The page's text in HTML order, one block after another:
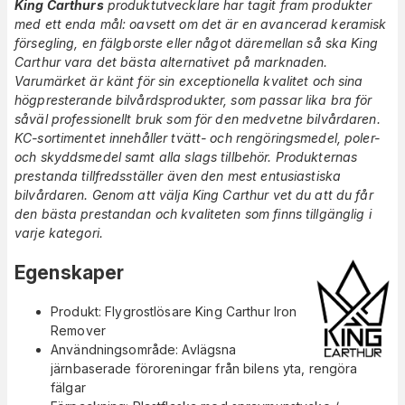
King Carthursproduktutvecklare har tagit fram produkter
med ett enda mål: oavsett om det är en avancerad keramisk
försegling, en fälgborste eller något däremellan så ska King
Carthur vara det bästa alternativet på marknaden.
Varumärket är känt för sin exceptionella kvalitet och sina
högpresterande bilvårdsprodukter, som passar lika bra för
såväl professionellt bruk som för den medvetne bilvårdaren.
KC-sortimentet innehåller tvätt- och rengöringsmedel, poler-
och skyddsmedel samt alla slags tillbehör. Produkternas
prestanda tillfredsställer även den mest entusiastiska
bilvårdaren. Genom att välja King Carthur vet du att du får
den bästa prestandan och kvaliteten som finns tillgänglig i
varje kategori.
Egenskaper
Produkt: Flygrostlösare King Carthur Iron
Remover
Användningsområde: Avlägsna
järnbaserade föroreningar från bilens yta, rengöra
fälgar